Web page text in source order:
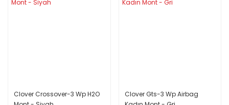
Clover Crossover-3 Wp H2O
Clover Gts-3 Wp Airbag